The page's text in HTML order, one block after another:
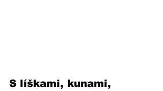
S líškami, kunami,